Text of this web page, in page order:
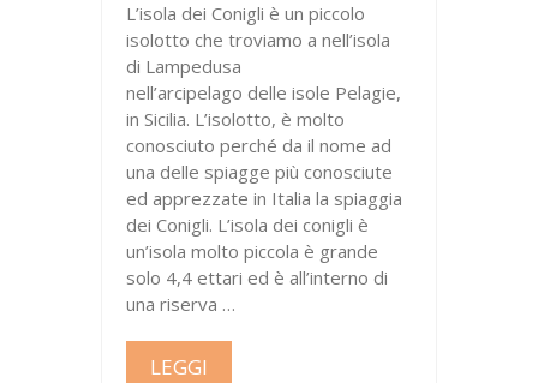
L’isola dei Conigli è un piccolo
isolotto che troviamo a nell’isola
di Lampedusa
nell’arcipelago delle isole Pelagie,
in Sicilia. L’isolotto, è molto
conosciuto perché da il nome ad
una delle spiagge più conosciute
ed apprezzate in Italia la spiaggia
dei Conigli. L’isola dei conigli è
un’isola molto piccola è grande
solo 4,4 ettari ed è all’interno di
una riserva …
LEGGI